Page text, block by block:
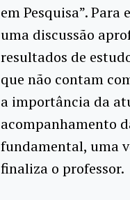
em Pesquisa”.
uma discussão
resultados de
que não contam
a importância da
acompanhamento
fundamental, uma
finaliza o professor.